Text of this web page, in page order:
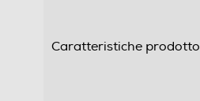
Caratteristiche prodotto